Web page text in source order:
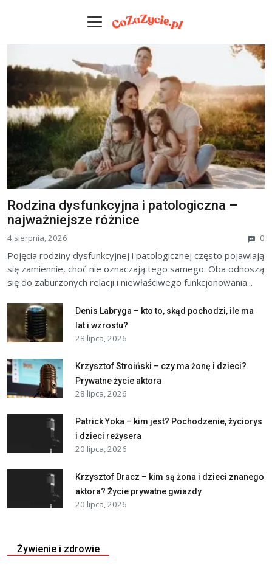
Rodzina dysfunkcyjna i patologiczna –
najważniejsze różnice
4 sierpnia, 2026 0
Pojęcia rodziny dysfunkcyjnej i patologicznej często pojawiają
się zamiennie, choć nie oznaczają tego samego. Oba odnoszą
się do zaburzonych relacji i niewłaściwego funkcjonowania...
Denis Labryga – kto to, skąd pochodzi, ile ma
lat i wzrostu?
28 lipca, 2026
Krzysztof Stroiński – czy ma żonę i dzieci?
Prywatne życie aktora
28 lipca, 2026
Patrick Yoka – kim jest? Pochodzenie, życiorys
i dzieci reżysera
20 lipca, 2026
Krzysztof Dracz – kim są żona i dzieci znanego
aktora? Życie prywatne gwiazdy
20 lipca, 2026
Żywienie i zdrowie